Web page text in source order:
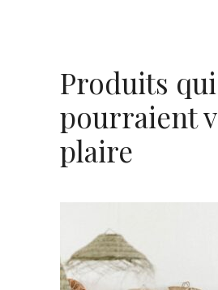
Produits qui
pourraient
plaire